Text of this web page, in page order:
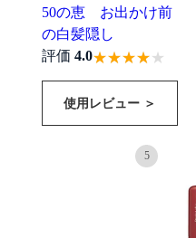
50の恵 お出かけ前
の白髪隠し
評価4.0
使用レビュー ＞
5